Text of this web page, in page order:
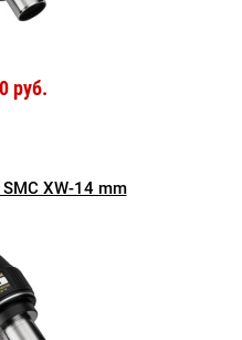
руб.
XW-14 mm